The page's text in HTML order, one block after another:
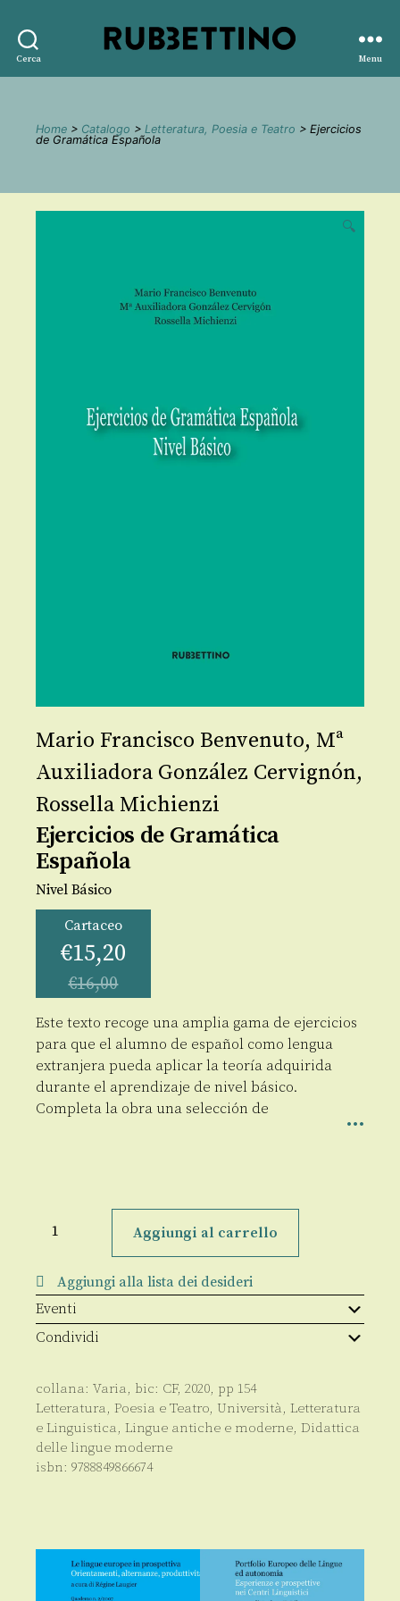
Cerca
editore
Menu
Home > Catalogo > Letteratura, Poesia e Teatro > Ejercicios
de Gramática Española
🔍
Mario Francisco Benvenuto, Mª
Auxiliadora González Cervignón,
Rossella Michienzi
Ejercicios de Gramática
Española
Nivel Básico
Cartaceo
€15,20
€16,00
Este texto recoge una amplia gama de ejercicios
para que el alumno de español como lengua
extranjera pueda aplicar la teoría adquirida
durante el aprendizaje de nivel básico.
Completa la obra una selección de
quantità
Aggiungi al carrello
Aggiungi alla lista dei desideri
Eventi
Condividi
collana: Varia, bic: CF, 2020, pp 154
Letteratura, Poesia e Teatro, Università, Letteratura
e Linguistica, Lingue antiche e moderne, Didattica
delle lingue moderne
isbn: 9788849866674